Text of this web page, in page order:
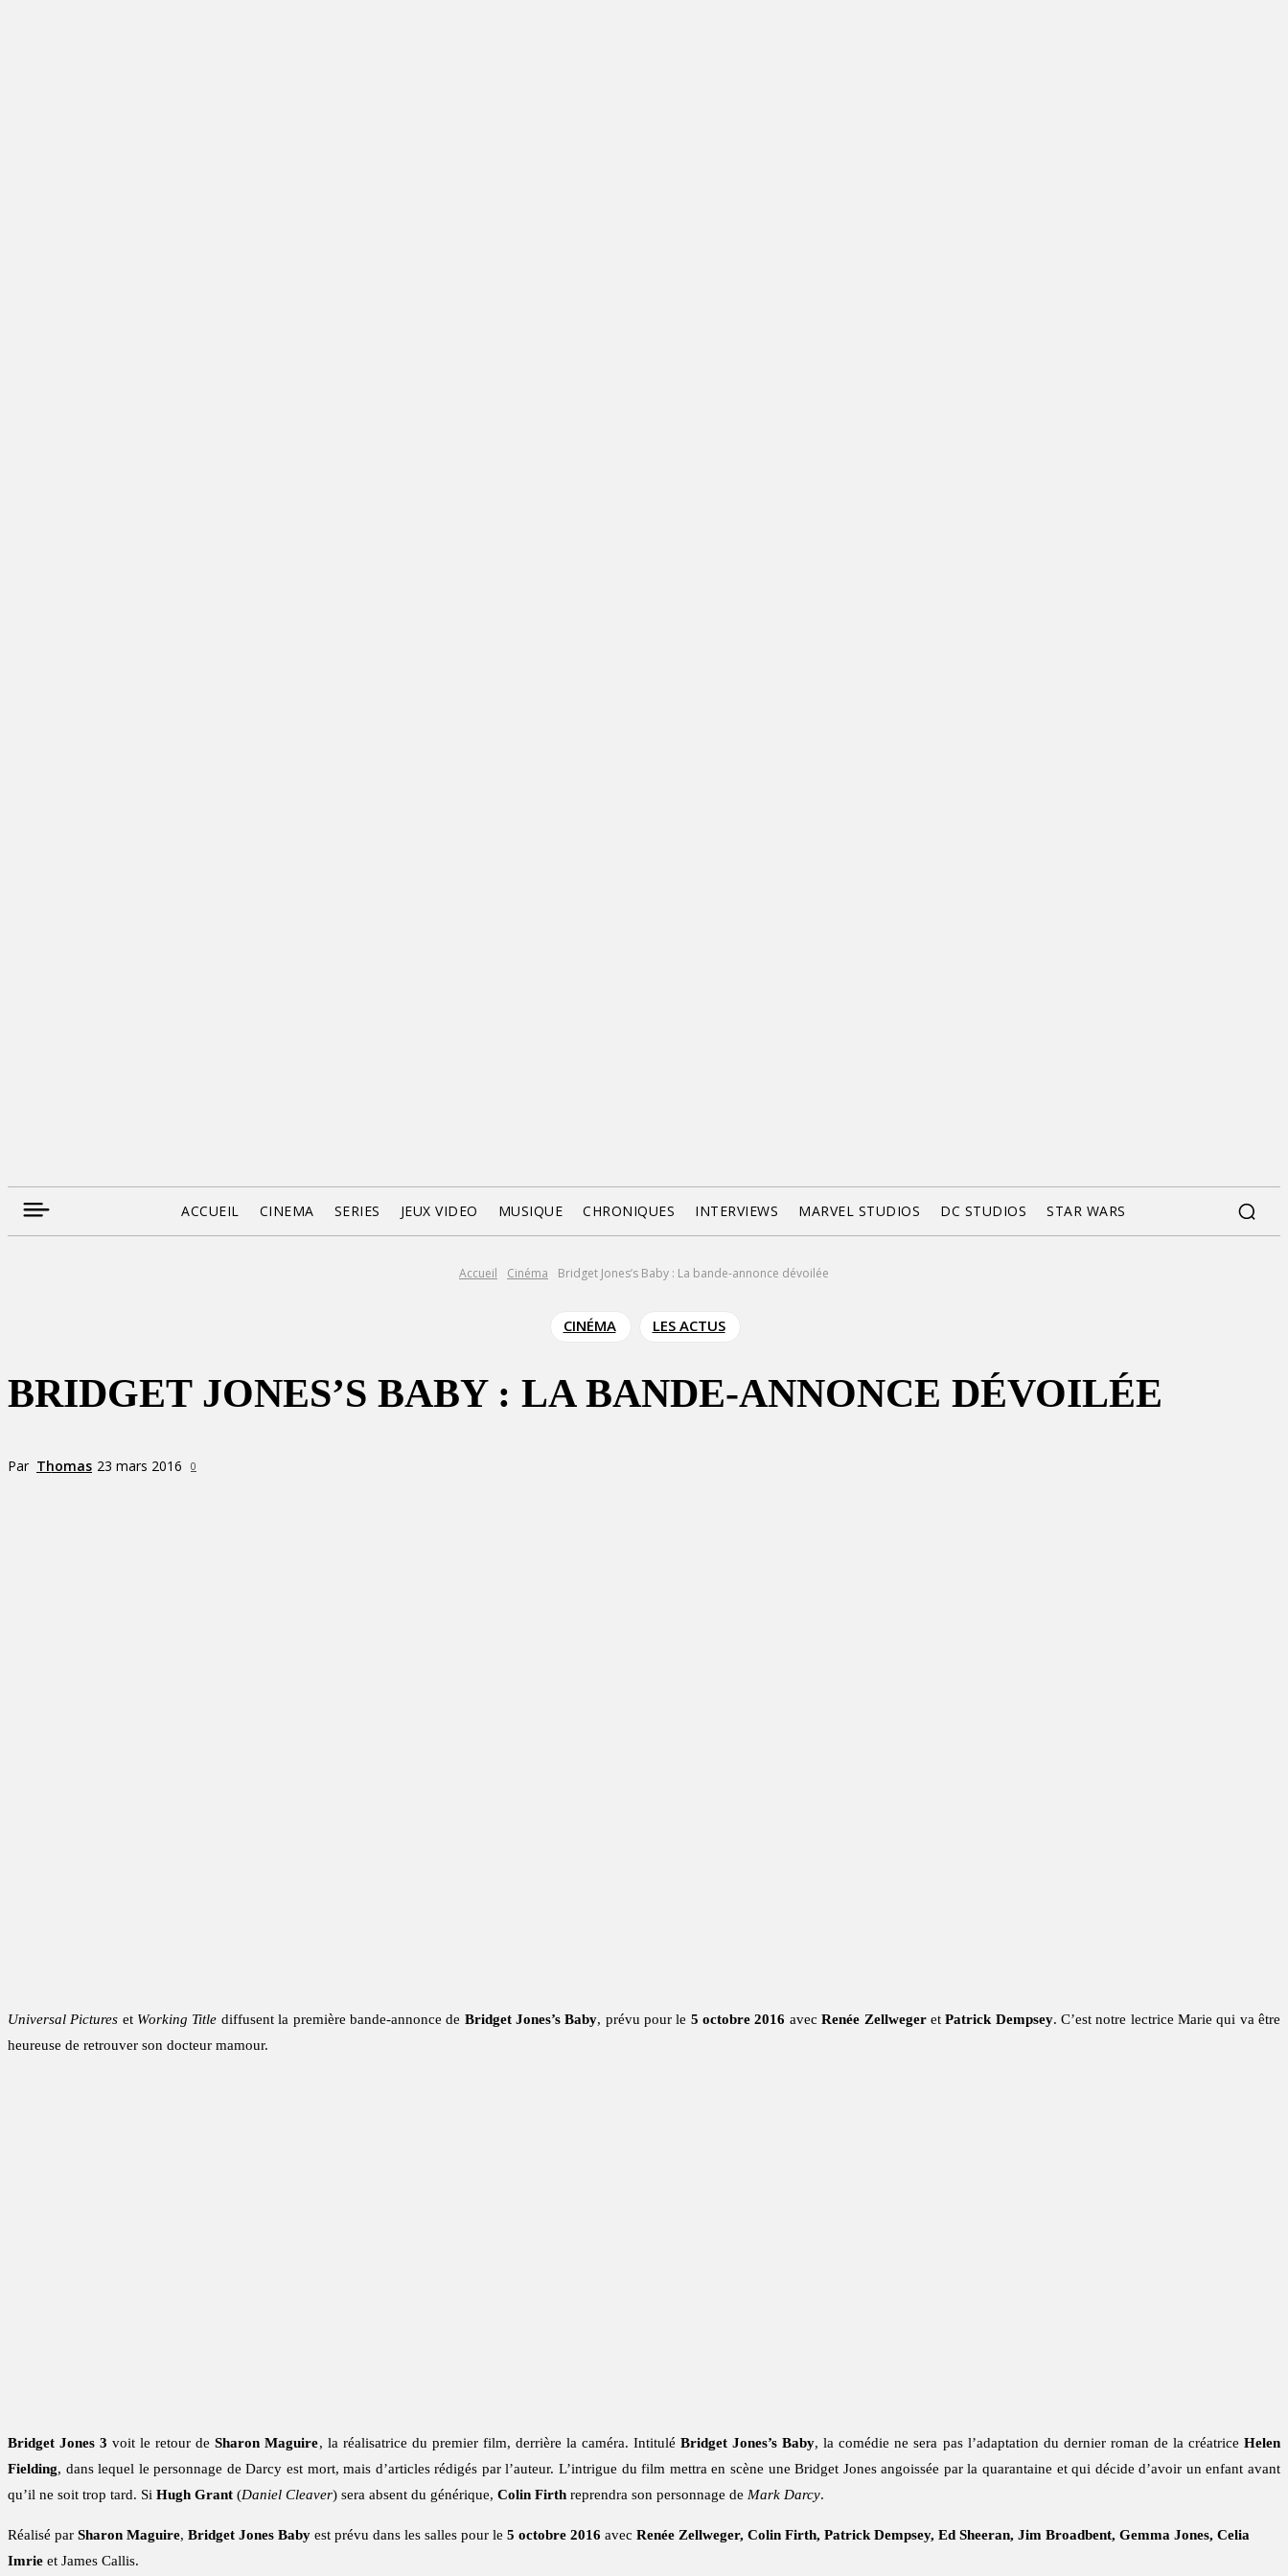
ACCUEIL CINEMA SERIES JEUX VIDEO MUSIQUE CHRONIQUES INTERVIEWS MARVEL STUDIOS DC STUDIOS STAR WARS
Accueil Cinéma Bridget Jones’s Baby : La bande-annonce dévoilée
CINÉMA LES ACTUS
BRIDGET JONES’S BABY : LA BANDE-ANNONCE DÉVOILÉE
Par Thomas 23 mars 2016 0
Universal Pictures et Working Title diffusent la première bande-annonce de Bridget Jones’s Baby, prévu pour le 5 octobre 2016 avecRenée ZellwegeretPatrick Dempsey. C’est notre lectrice Marie qui va être
heureuse de retrouver son docteur mamour.
Bridget Jones 3 voit le retour deSharon Maguire, la réalisatrice du premier film, derrière la caméra. IntituléBridget Jones’s Baby, la comédie ne sera pas l’adaptation du dernier roman de la créatriceHelen
Fielding, dans lequel le personnage de Darcy est mort, mais d’articles rédigés par l’auteur. L’intrigue du film mettra en scène une Bridget Jones angoissée par la quarantaine et qui décide d’avoir un enfant avant
qu’il ne soit trop tard. Si Hugh Grant (Daniel Cleaver) sera absent du générique, Colin Firth reprendra son personnage de Mark Darcy.
Réalisé par Sharon Maguire, Bridget Jones Baby est prévu dans les salles pour le 5 octobre 2016 avec Renée Zellweger, Colin Firth, Patrick Dempsey, Ed Sheeran, Jim Broadbent, Gemma Jones, Celia
Imrie et James Callis.